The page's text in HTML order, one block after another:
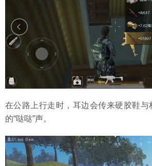
在公路上行走时，耳边会传来硬胶鞋与
的“哒哒”声。